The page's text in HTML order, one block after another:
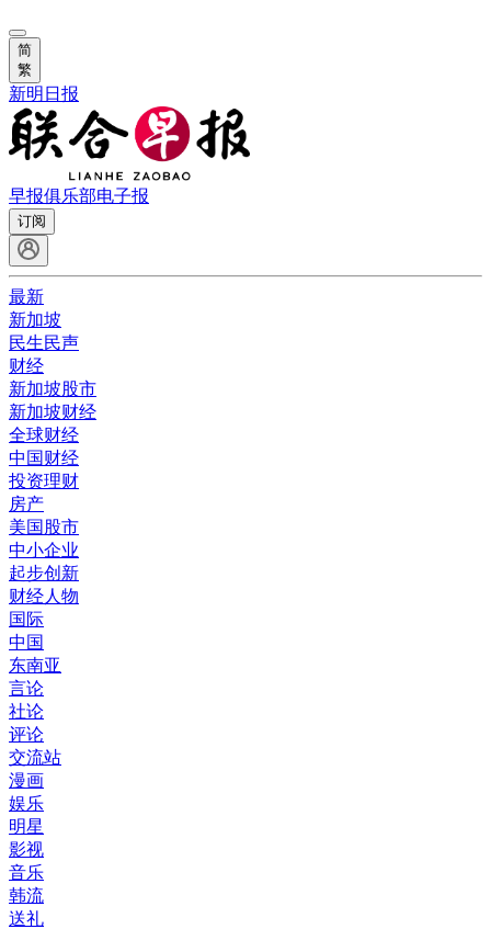
简
繁
新明日报
早报俱乐部电子报
订阅
最新
新加坡
民生民声
财经
新加坡股市
新加坡财经
全球财经
中国财经
投资理财
房产
美国股市
中小企业
起步创新
财经人物
国际
中国
东南亚
言论
社论
评论
交流站
漫画
娱乐
明星
影视
音乐
韩流
送礼